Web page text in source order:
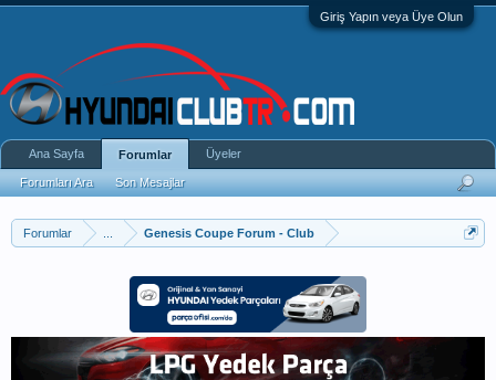
Giriş Yapın veya Üye Olun
Forumlar Genesis Coupe Forum - Club
Ana Sayfa Forumlar
Forumları Ara Son Mesajlar
Üyeler